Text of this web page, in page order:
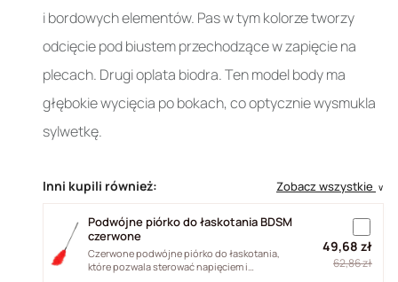
i bordowych elementów. Pas w tym kolorze tworzy
odcięcie pod biustem przechodzące w zapięcie na
plecach. Drugi oplata biodra. Ten model body ma
głębokie wycięcia po bokach, co optycznie wysmukla
sylwetkę.
Inni kupili również: Zobacz wszystkie ∨
Podwójne piórko do łaskotania BDSM
czerwone
Czerwone podwójne piórko do łaskotania,
które pozwala sterować napięciem i
49,68 zł
62,86 zł